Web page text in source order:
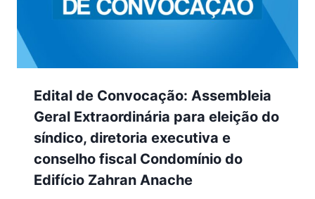
Edital de Convocação: Assembleia
Geral Extraordinária para eleição do
síndico, diretoria executiva e
conselho fiscal Condomínio do
Edifício Zahran Anache